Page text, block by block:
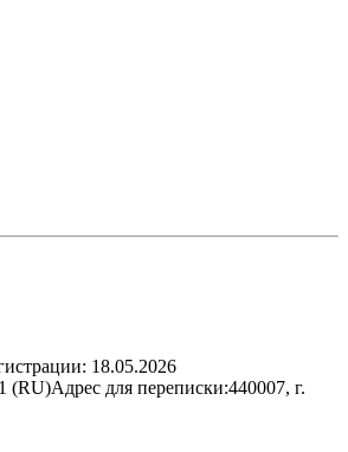
18.05.2026
(RU)Адрес для переписки:440007, г.